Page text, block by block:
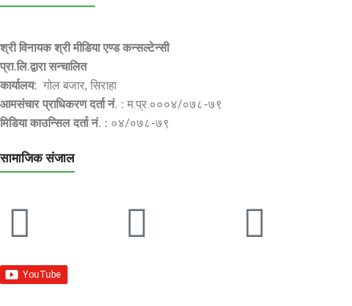
श्री विनायक श्री मीडिया एण्ड कन्सल्टेन्सी
प्रा.लि.द्वारा सन्चालित
कार्यालय: गोल बजार, सिराहा
आमसंचार प्राधिकरण दर्ता नं. : म.प्र.०००४/०७८-७९
मिडिया काउन्सिल दर्ता नं. : ०४/०७८-७९
सामाजिक संजाल